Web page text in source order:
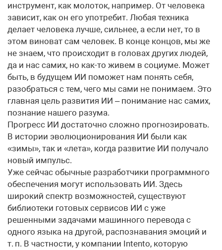
инструмент, как молоток, например. От человека
зависит, как он его употребит. Любая техника
делает человека лучше, сильнее, а если нет, то в
этом виноват сам человек. В конце концов, мы же
не знаем, что происходит в головах других людей,
да и нас самих, но как-то живем в социуме. Может
быть, в будущем ИИ поможет нам понять себя,
разобраться с тем, чего мы сами не понимаем. Это
главная цель развития ИИ – понимание нас самих,
познание нашего разума.
Прогресс ИИ достаточно сложно прогнозировать.
В истории эволюционирования ИИ были как
«зимы», так и «лета», когда развитие ИИ получало
новый импульс.
Уже сейчас обычные разработчики программного
обеспечения могут использовать ИИ. Здесь
широкий спектр возможностей, существуют
библиотеки готовых сервисов ИИ с уже
решенными задачами машинного перевода с
одного языка на другой, распознавания эмоций и
т. п. В частности, у компании Intento, которую